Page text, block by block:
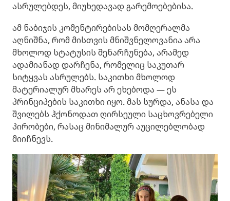
ასრულებდეს, მიუხედავად გარემოებებისა.
ამ ნაბიჯის კომენტირებისას მომღერალმა
აღნიშნა, რომ მისთვის მნიშვნელოვანია არა
მხოლოდ სტატუსის შენარჩუნება, არამედ
ადამიანად დარჩენა, რომელიც საკუთარ
სიტყვას ასრულებს. საკითხი მხოლოდ
მატერიალურ მხარეს არ ეხებოდა — ეს
პრინციპების საკითხი იყო. მას სურდა, ანასა და
შვილებს ჰქონოდათ ღირსეული საცხოვრებელი
პირობები, რასაც მინიმალურ აუცილებლობად
მიიჩნევს.